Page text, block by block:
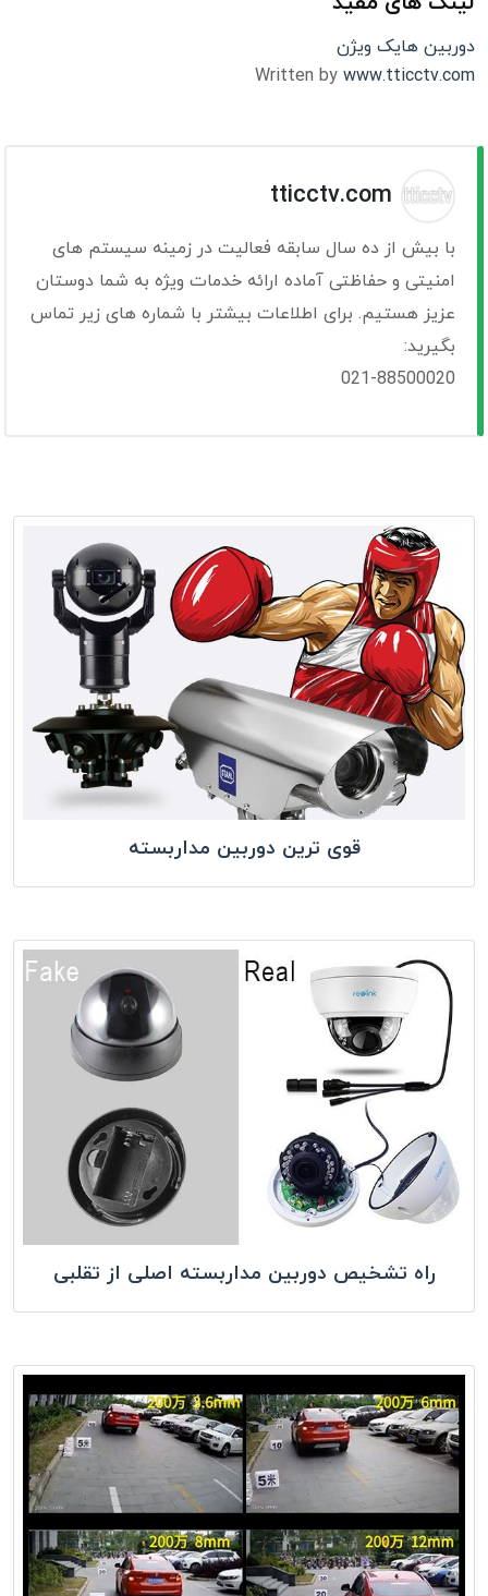
دوربین هایک ویژن
Written by www.tticctv.com
tticctv.com
با بیش از ده سال سابقه فعالیت در زمینه سیستم های
امنیتی و حفاظتی آماده ارائه خدمات ویژه به شما دوستان
عزیز هستیم. برای اطلاعات بیشتر با شماره های زیر تماس
بگیرید:
021-88500020
قوی ترین دوربین مداربسته
راه تشخیص دوربین مداربسته اصلی از تقلبی